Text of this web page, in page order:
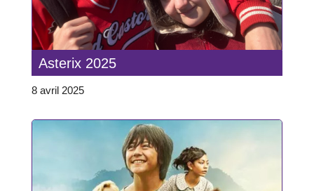
Asterix 2025
8 avril 2025